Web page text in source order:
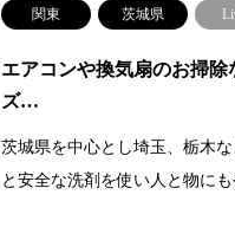
関東 茨城県
エアコンや換気扇のお掃
ズ…
茨城県を中心とし埼玉、栃木
と安全な洗剤を使い人と物に